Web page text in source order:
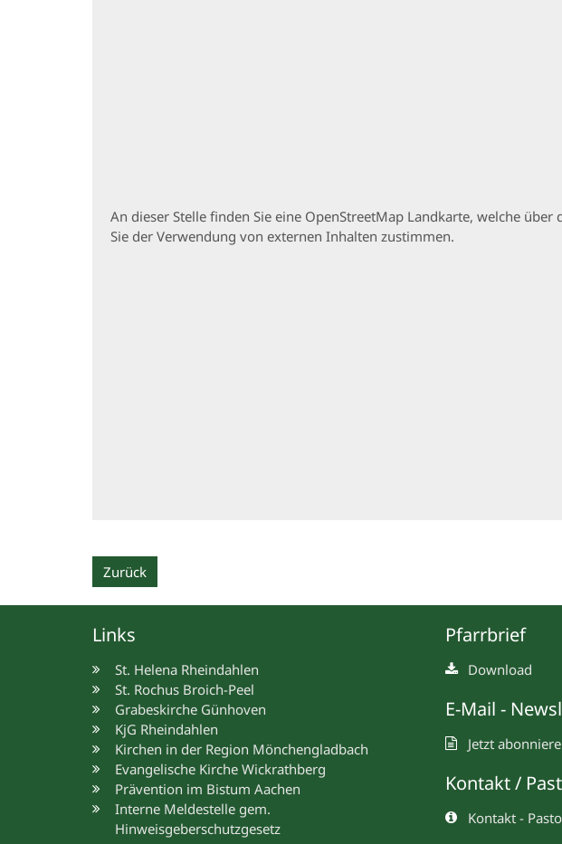
An dieser Stelle finden Sie eine OpenStreetMap Landkarte, welche
Sie der Verwendung von externen Inhalten zustimmen.
Zurück
Links
St. Helena Rheindahlen
St. Rochus Broich-Peel
Grabeskirche Günhoven
KjG Rheindahlen
Kirchen in der Region Mönchengladbach
Evangelische Kirche Wickrathberg
Prävention im Bistum Aachen
Interne Meldestelle gem.
Hinweisgeberschutzgesetz
Pfarrbrief
Download
E-Mail -
Jetzt
Kontakt /
Kontakt -